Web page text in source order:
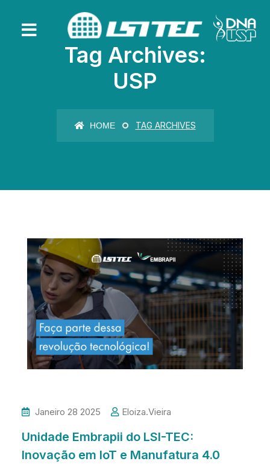
Tag Archives:
USP
HOME TAG ARCHIVES
Janeiro 28 2025 Eloiza.vieira
Unidade Embrapii do LSI-TEC:
Inovação em IoT e Manufatura 4.0